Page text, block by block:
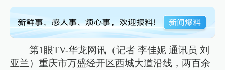
第1眼TV-华龙网讯（记者 李佳妮 通讯员 刘
亚兰）重庆市万盛经开区西城大道沿线，两百余